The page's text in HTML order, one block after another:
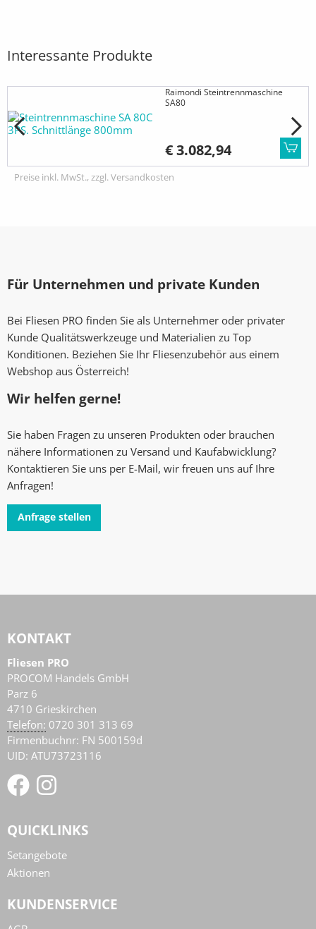
Interessante Produkte
Raimondi Steintrennmaschine
SA80
€ 3.082,94
Preise inkl. MwSt., zzgl. Versandkosten
Für Unternehmen und private Kunden
Bei Fliesen PRO finden Sie als Unternehmer oder privater
Kunde Qualitätswerkzeuge und Materialien zu Top
Konditionen. Beziehen Sie Ihr Fliesenzubehör aus einem
Webshop aus Österreich!
Wir helfen gerne!
Sie haben Fragen zu unseren Produkten oder brauchen
nähere Informationen zu Versand und Kaufabwicklung?
Kontaktieren Sie uns per E-Mail, wir freuen uns auf Ihre
Anfragen!
Anfrage stellen
KONTAKT
Fliesen PRO
PROCOM Handels GmbH
Parz 6
4710 Grieskirchen
AT
Telefon: 0720 301 313 69
Firmenbuchnr: FN 500159d
UID: ATU73723116
QUICKLINKS
Setangebote
Aktionen
KUNDENSERVICE